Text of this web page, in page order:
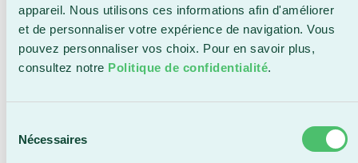
appareil. Nous utilisons ces informations afin d'améliorer
et de personnaliser votre expérience de navigation. Vous
pouvez personnaliser vos choix. Pour en savoir plus,
consultez notre Politique de confidentialité.
Nécessaires
Les billets sont en vente au prix de 10 $ sur la
billetterie en ligne en cliquantICIet seront aussi
disponibles à l’entrée le soir de l’événement.